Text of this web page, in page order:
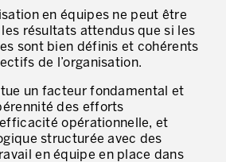
et résultats
monde
en équipes ne peut être
résultats attendus que si les
sont bien définis et cohérents
de l’organisation.
un facteur fondamental et
des efforts
opérationnelle, et
structurée avec des
en équipe en place dans